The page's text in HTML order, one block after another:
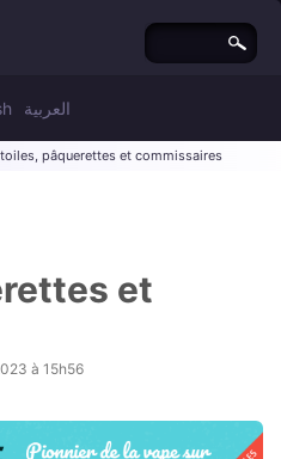
العربية
pâquerettes et commissaires
et
à 15h56